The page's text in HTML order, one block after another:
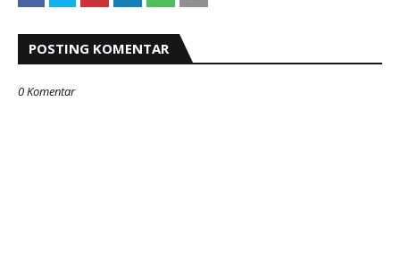
POSTING KOMENTAR
0 Komentar